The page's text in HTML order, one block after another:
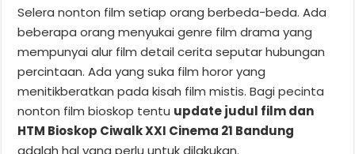
Selera nonton film setiap orang berbeda-beda. Ada
beberapa orang menyukai genre film drama yang
mempunyai alur film detail cerita seputar hubungan
percintaan. Ada yang suka film horor yang
menitikberatkan pada kisah film mistis. Bagi pecinta
nonton film bioskop tentu update judul film dan
HTM Bioskop Ciwalk XXI Cinema 21 Bandung
adalah hal yang perlu untuk dilakukan.